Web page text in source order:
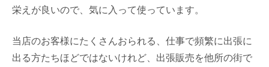
栄えが良いので、気に入って使っています。
当店のお客様にたくさんおられる、仕事で頻繁に出張に
出る方たちほどではないけれど、出張販売を他所の街で